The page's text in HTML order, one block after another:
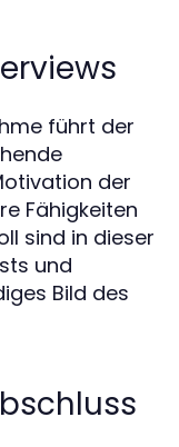
führt der
der
Fähigkeiten
sind in dieser
und
Bild des